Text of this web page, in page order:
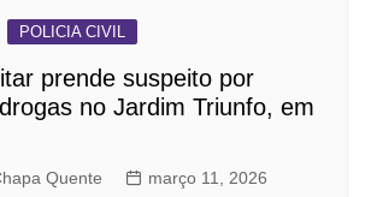
POLICIA CIVIL
prende suspeito por
no Jardim Triunfo, em
Quente
março 11, 2026